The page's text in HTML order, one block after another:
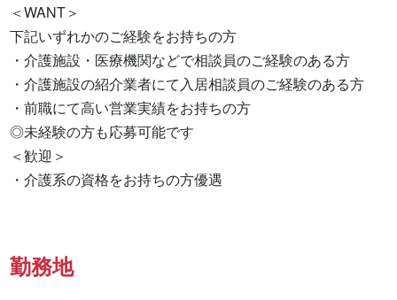
＜WANT＞
下記いずれかのご経験をお持ちの方
・介護施設・医療機関などで相談員のご経験のある方
・介護施設の紹介業者にて入居相談員のご経験のある方
・前職にて高い営業実績をお持ちの方
◎未経験の方も応募可能です
＜歓迎＞
・介護系の資格をお持ちの方優遇
勤務地